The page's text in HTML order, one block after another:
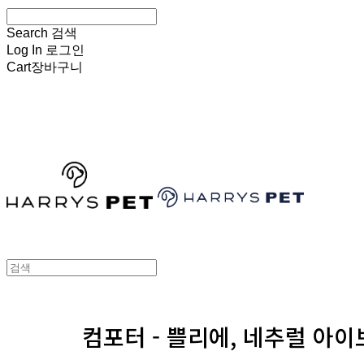
Search 검색
Log In 로그인
Cart장바구니
컴포터 - 쁠리에, 네추럴 아이